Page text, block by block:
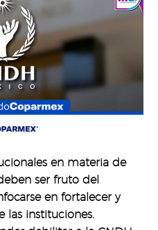
en materia de
ser fruto del
en fortalecer y
las instituciones.